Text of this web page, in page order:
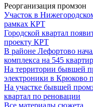
Реорганизация промзон
Участок в
рамках КРТ
Городской квартал
проекту КРТ
В районе Лефортово
комплекса на 545 квартир
На территории бывшей
электроники в Крюково
На участке бывшей
квартал по реновации
Все материалы сюжета